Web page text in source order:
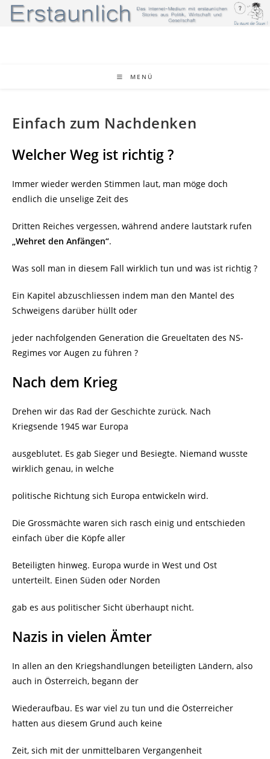
Zum
Inhalt
MENÜ
Einfach zum Nachdenken
Welcher Weg ist richtig ?
Immer wieder werden Stimmen laut, man möge doch
endlich die unselige Zeit des
Dritten Reiches vergessen, während andere lautstark rufen
„Wehret den Anfängen“.
Was soll man in diesem Fall wirklich tun und was ist richtig ?
Ein Kapitel abzuschliessen indem man den Mantel des
Schweigens darüber hüllt oder
jeder nachfolgenden Generation die Greueltaten des NS-
Regimes vor Augen zu führen ?
Nach dem Krieg
Drehen wir das Rad der Geschichte zurück. Nach
Kriegsende 1945 war Europa
ausgeblutet. Es gab Sieger und Besiegte. Niemand wusste
wirklich genau, in welche
politische Richtung sich Europa entwickeln wird.
Die Grossmächte waren sich rasch einig und entschieden
einfach über die Köpfe aller
Beteiligten hinweg. Europa wurde in West und Ost
unterteilt. Einen Süden oder Norden
gab es aus politischer Sicht überhaupt nicht.
Nazis in vielen Ämter
In allen an den Kriegshandlungen beteiligten Ländern, also
auch in Österreich, begann der
Wiederaufbau. Es war viel zu tun und die Österreicher
hatten aus diesem Grund auch keine
Zeit, sich mit der unmittelbaren Vergangenheit